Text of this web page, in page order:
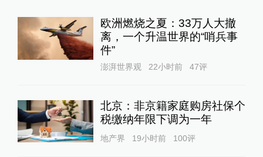
欧洲燃烧之夏：33万人大撤
离，一个升温世界的“哨兵事
件”
澎湃世界观 22小时前 47评
北京：非京籍家庭购房社保个
税缴纳年限下调为一年
地产界 19小时前 100评